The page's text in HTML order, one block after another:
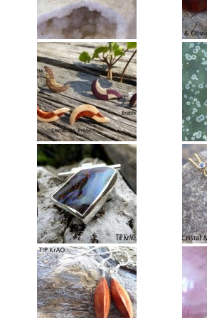
Annie Hostein Mortier
Quas’art ceramic
Danièle Raya-Moreno
Anne-Lise Roussy
Thanh Violet
Arts plastiques
Isabelle Tahon
Lise Van Baaren
Stéphanie van Poppel
Verre
Georges et Monique Stahl